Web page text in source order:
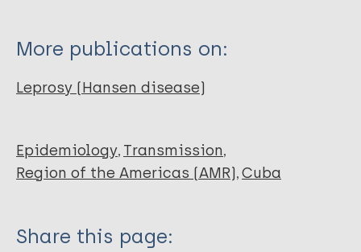
García R. G
Orosco D. M
Font A. J. Q
More publications on:
Leprosy (Hansen disease)
Epidemiology Transmission
Region of the Americas (AMR) Cuba
Share this page: